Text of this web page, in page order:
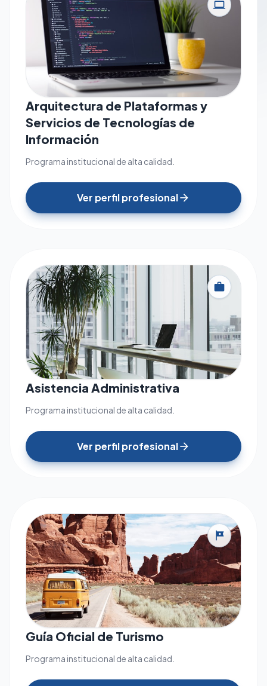
computer
Arquitectura de Plataformas y
Servicios de Tecnologías de
Información
Programa institucional de alta calidad.
Ver perfil profesionalarrow_forward
work
Asistencia Administrativa
Programa institucional de alta calidad.
Ver perfil profesionalarrow_forward
tour
Guía Oficial de Turismo
Programa institucional de alta calidad.